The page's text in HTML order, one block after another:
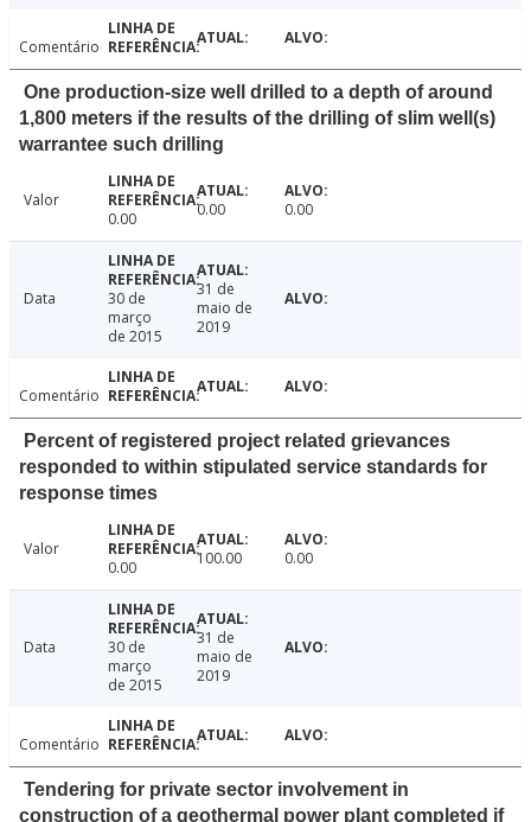
Comentário
One production-size well drilled to a depth of around
1,800 meters if the results of the drilling of slim well(s)
warrantee such drilling
Valor
0.00
0.00 0.00
Data
30 de
março
de 2015
31 de
maio de
2019
Comentário
Percent of registered project related grievances
responded to within stipulated service standards for
response times
Valor
0.00
100.00 0.00
Data
30 de
março
de 2015
31 de
maio de
2019
Comentário
Tendering for private sector involvement in
construction of a geothermal power plant completed if